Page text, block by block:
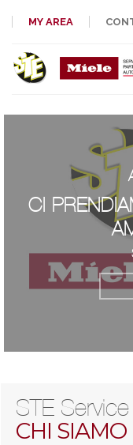
MY AREA
CI
STE Service
CHI SIAMO